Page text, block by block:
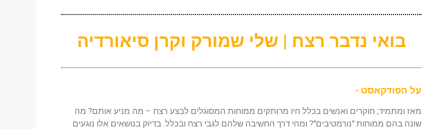
בואי נדבר רצח | שלי שמורק וקרן סיאורדיה
על הפודקאסט -
מאז ומתמיד, חוקרים ואנשים בכלל היו מרותקים ממוחות המסוגלים לבצע רצח – מה מניע אותם? מה
שונה בהם ממוחות "נורמטיבים"? ומהי דרך החשיבה שלהם לגבי רצח ובכלל. בדיוק בנושאים אלו נוגעים